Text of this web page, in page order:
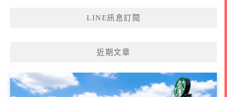
LINE訊息訂閱
近期文章